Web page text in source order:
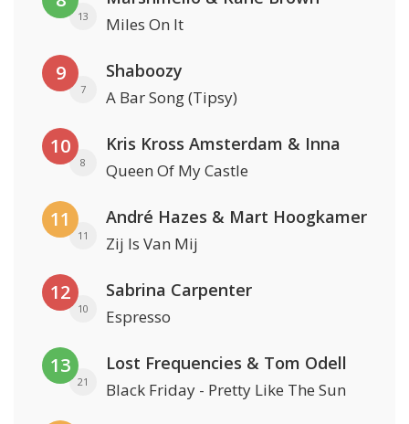
13 Miles On It
9
7
Shaboozy
A Bar Song (Tipsy)
10
8
Kris Kross Amsterdam & Inna
Queen Of My Castle
11
11
André Hazes & Mart Hoogkamer
Zij Is Van Mij
12
10
Sabrina Carpenter
Espresso
13
21
Lost Frequencies & Tom Odell
Black Friday - Pretty Like The Sun